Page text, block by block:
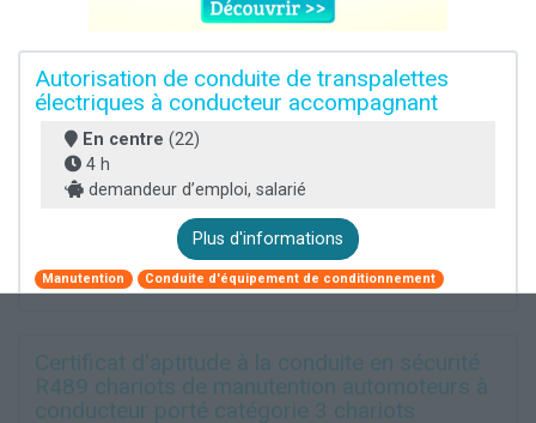
Autorisation de conduite de transpalettes
électriques à conducteur accompagnant
En centre (22)
4 h
demandeur d’emploi, salarié
Plus d'informations
Manutention Conduite d'équipement de conditionnement
Certificat d'aptitude à la conduite en sécurité
R489 chariots de manutention automoteurs à
conducteur porté catégorie 3 chariots